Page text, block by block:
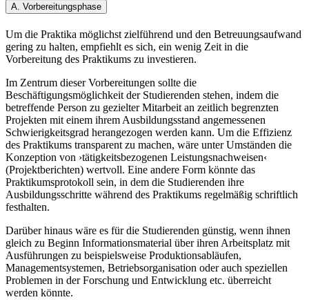
A. Vorbereitungsphase
Um die Praktika möglichst zielführend und den Betreuungsaufwand
gering zu halten, empfiehlt es sich, ein wenig Zeit in die
Vorbereitung des Praktikums zu investieren.
Im Zentrum dieser Vorbereitungen sollte die
Beschäftigungsmöglichkeit der Studierenden stehen, indem die
betreffende Person zu gezielter Mitarbeit an zeitlich begrenzten
Projekten mit einem ihrem Ausbildungsstand angemessenen
Schwierigkeitsgrad herangezogen werden kann. Um die Effizienz
des Praktikums transparent zu machen, wäre unter Umständen die
Konzeption von ›tätigkeitsbezogenen Leistungsnachweisen‹
(Projektberichten) wertvoll. Eine andere Form könnte das
Praktikumsprotokoll sein, in dem die Studierenden ihre
Ausbildungsschritte während des Praktikums regelmäßig schriftlich
festhalten.
Darüber hinaus wäre es für die Studierenden günstig, wenn ihnen
gleich zu Beginn Informationsmaterial über ihren Arbeitsplatz mit
Ausführungen zu beispielsweise Produktionsabläufen,
Managementsystemen, Betriebsorganisation oder auch speziellen
Problemen in der Forschung und Entwicklung etc. überreicht
werden könnte.